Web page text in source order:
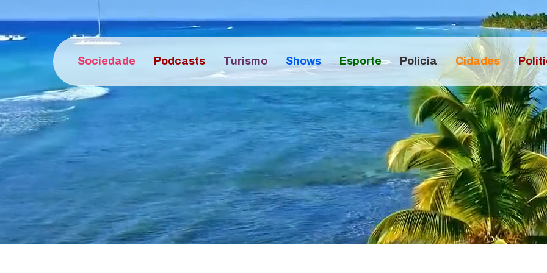
Cidades
Polícia
Esporte
Shows
Turismo
Podcasts
Sociedade